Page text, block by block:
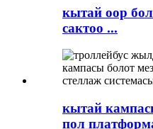
кытай оор
сактоо ...
кытай
пол